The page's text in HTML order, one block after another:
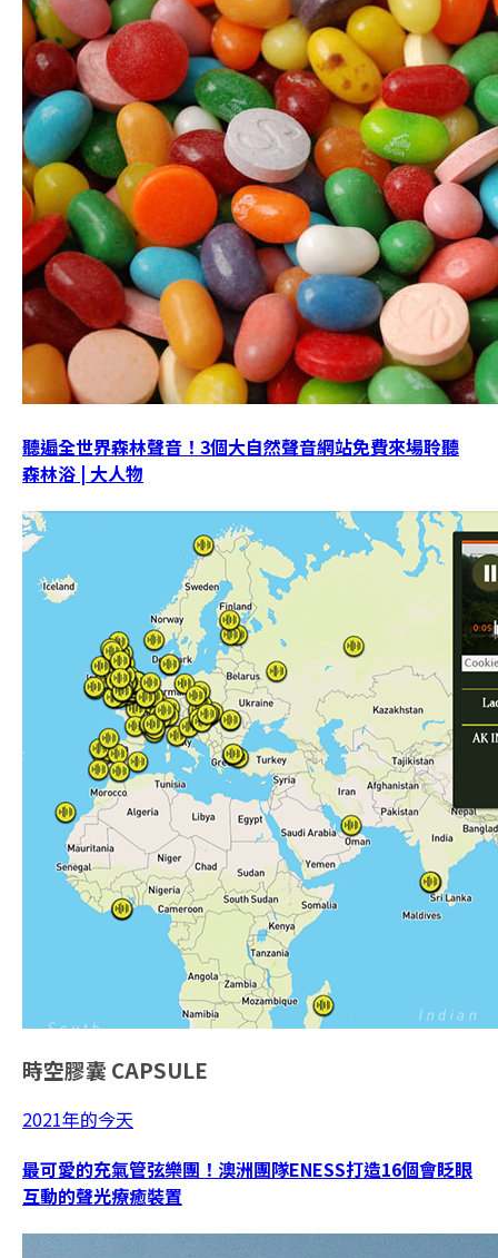
聽遍全世界森林聲音！3個大自然聲音網站免費來場聆聽
森林浴 | 大人物
時空膠囊 CAPSULE
2021年的今天
最可愛的充氣管弦樂團！澳洲團隊ENESS打造16個會眨眼
互動的聲光療癒裝置